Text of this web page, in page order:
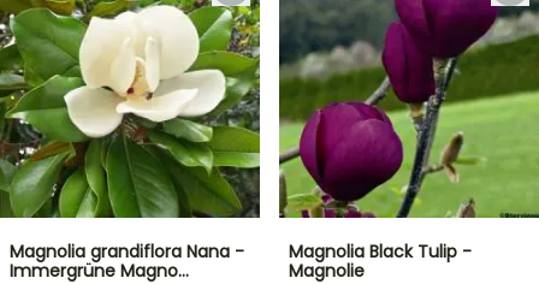
Magnolia grandiflora Nana -
Immergrüne Magno…
Magnolia Black Tulip -
Magnolie